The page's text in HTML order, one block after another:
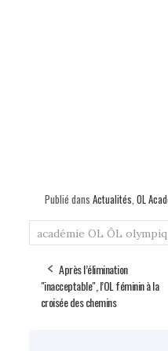
Publié dans Actualités OL
académie OL ÔL
Après l’élimination
"inacceptable", l’OL féminin à la
croisée des chemins